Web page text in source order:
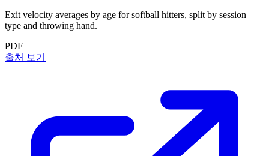
Exit velocity averages by age for softball hitters, split by session
type and throwing hand.
PDF
출처 보기